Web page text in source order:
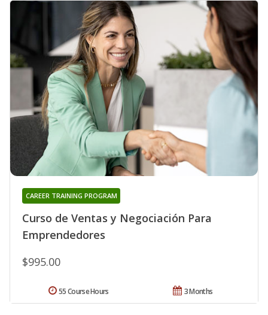
Curso de Ventas y Negociación Para
Emprendedores
CAREER TRAINING PROGRAM
$995.00
3 Months
55 Course Hours